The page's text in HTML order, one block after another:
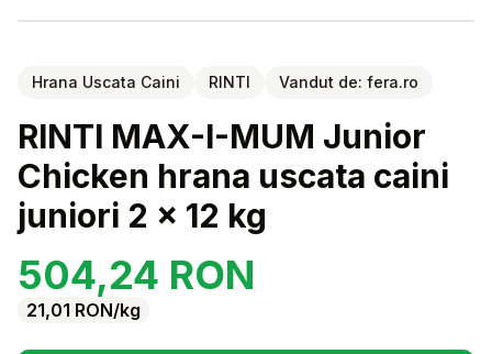
Hrana Uscata Caini RINTI Vandut de: fera.ro
RINTI MAX-I-MUM Junior
Chicken hrana uscata caini
juniori 2 x 12 kg
504,24 RON
21,01 RON/kg